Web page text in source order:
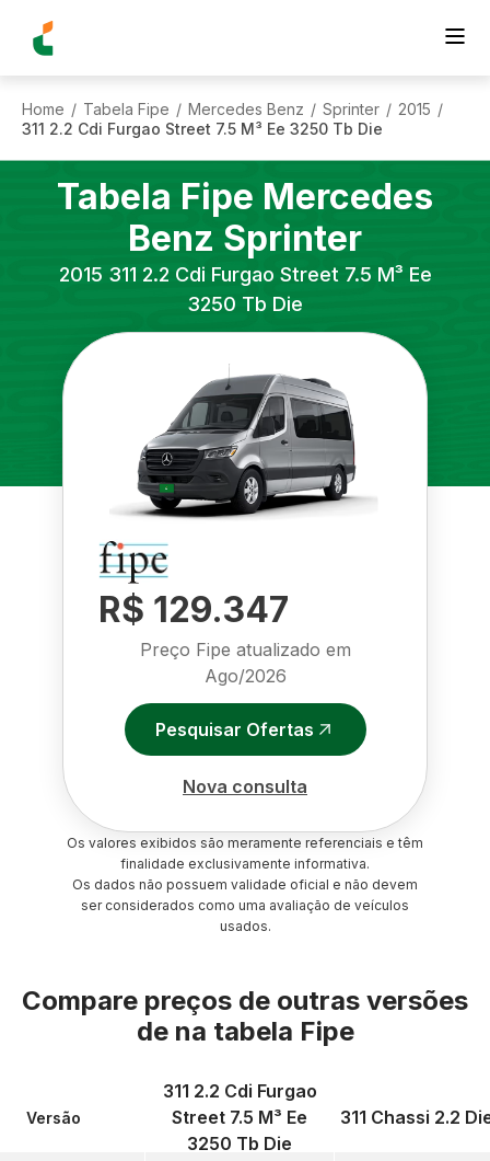
Home / Tabela Fipe / Mercedes Benz / Sprinter / 2015 /
311 2.2 Cdi Furgao Street 7.5 M³ Ee 3250 Tb Die
Tabela Fipe Mercedes
Benz Sprinter
2015 311 2.2 Cdi Furgao Street 7.5 M³ Ee
3250 Tb Die
R$ 129.347
Preço Fipe atualizado em
Ago/2026
Pesquisar Ofertas
Nova consulta
Os valores exibidos são meramente referenciais e têm
finalidade exclusivamente informativa.
Os dados não possuem validade oficial e não devem
ser considerados como uma avaliação de veículos
usados.
Compare preços de outras versões
de na tabela Fipe
Versão
311 2.2 Cdi Furgao
Street 7.5 M³ Ee
3250 Tb Die
311 Chassi 2.2